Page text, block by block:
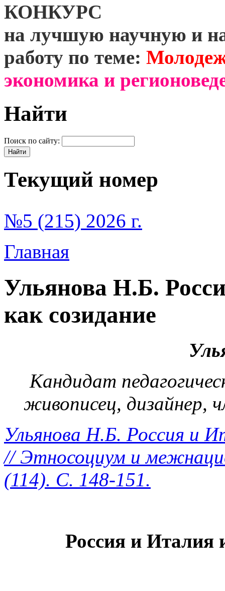
КОНКУРС
на лучшую научную и
работу по теме:
экономика и
Найти
Поиск по сайту:
Текущий номер
№5 (215) 2026 г.
Главная
Ульянова Н.Б.
как созидание
Кандидат
живописец, дизайнер,
Ульянова Н.Б. Россия и
// Этносоциум и
(114). С. 148-151.
Россия и Италия